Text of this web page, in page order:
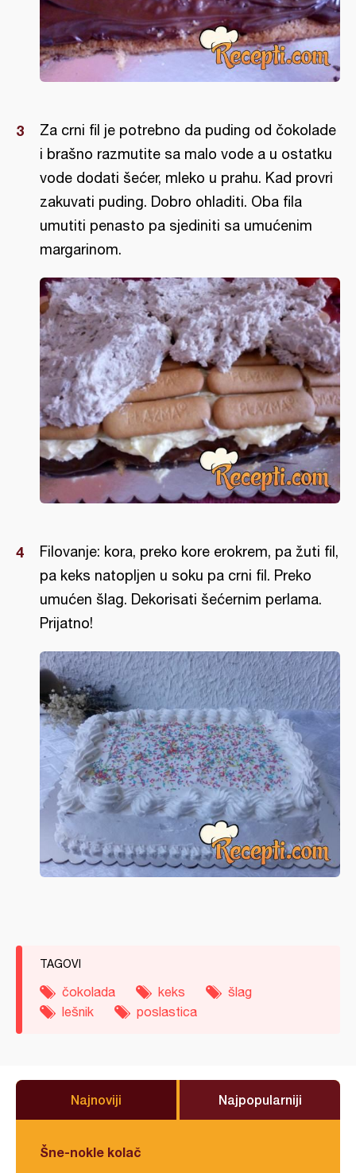
Za crni fil je potrebno da puding od čokolade
i brašno razmutite sa malo vode a u ostatku
vode dodati šećer, mleko u prahu. Kad provri
zakuvati puding. Dobro ohladiti. Oba fila
umutiti penasto pa sjediniti sa umućenim
margarinom.
Filovanje: kora, preko kore erokrem, pa žuti fil,
pa keks natopljen u soku pa crni fil. Preko
umućen šlag. Dekorisati šećernim perlama.
Prijatno!
TAGOVI
čokolada keks
šlag
lešnik
poslastica
Najnoviji Najpopularniji
Šne-nokle kolač